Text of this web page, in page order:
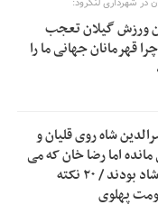
رسیدگی می شوند
شوراها: انتخابات در
یک نوع
بازنگری است
ورزش گیلان تعجب
قهرمانان جهانی ما را
شاه روی قلیان و
اما رضا خان که می
رفت همه شاد بودند / ۲۰ نکته
پهلوی